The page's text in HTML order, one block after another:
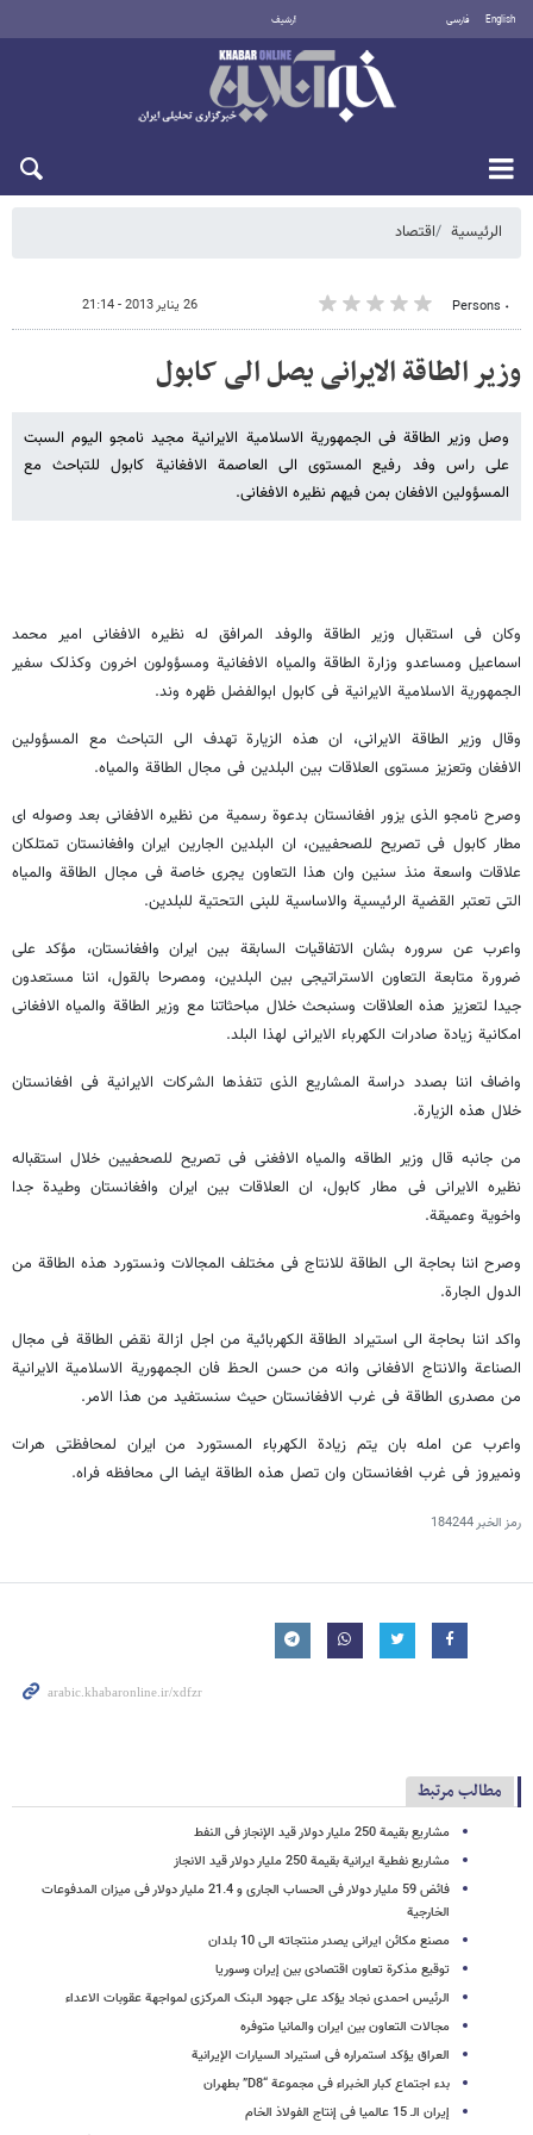
English فارسی أرشيف
الرئيسية اقتصاد
٠ Persons 26 يناير 2013 - 21:14
وزیر الطاقة الایرانی یصل الی کابول
وصل وزیر الطاقة فی الجمهوریة الاسلامیة الایرانیة مجید نامجو الیوم السبت
علی راس وفد رفیع المستوی الی العاصمة الافغانیة کابول للتباحث مع
المسؤولین الافغان بمن فیهم نظیره الافغانی.
وکان فی استقبال وزیر الطاقة والوفد المرافق له نظیره الافغانی امیر محمد
اسماعیل ومساعدو وزارة الطاقة والمیاه الافغانیة ومسؤولون اخرون وکذلک سفیر
الجمهوریة الاسلامیة الایرانیة فی کابول ابوالفضل ظهره وند.
وقال وزیر الطاقة الایرانی، ان هذه الزیارة تهدف الی التباحث مع المسؤولین
الافغان وتعزیز مستوی العلاقات بین البلدین فی مجال الطاقة والمیاه.
وصرح نامجو الذی یزور افغانستان بدعوة رسمیة من نظیره الافغانی بعد وصوله ای
مطار کابول فی تصریح للصحفیین، ان البلدین الجارین ایران وافغانستان تمتلکان
علاقات واسعة منذ سنین وان هذا التعاون یجری خاصة فی مجال الطاقة والمیاه
التی تعتبر القضیة الرئیسیة والاساسیة للبنی التحتیة للبلدین.
واعرب عن سروره بشان الاتفاقیات السابقة بین ایران وافغانستان، مؤکد علی
ضرورة متابعة التعاون الاستراتیجی بین البلدین، ومصرحا بالقول، اننا مستعدون
جیدا لتعزیز هذه العلاقات وسنبحث خلال مباحثاتنا مع وزیر الطاقة والمیاه الافغانی
امکانیة زیادة صادرات الکهرباء الایرانی لهذا البلد.
واضاف اننا بصدد دراسة المشاریع الذی تنفذها الشرکات الایرانیة فی افغانستان
خلال هذه الزیارة.
من جانبه قال وزیر الطاقه والمیاه الافغنی فی تصریح للصحفیین خلال استقباله
نظیره الایرانی فی مطار کابول، ان العلاقات بین ایران وافغانستان وطیدة جدا
واخویة وعمیقة.
وصرح اننا بحاجة الی الطاقة للانتاج فی مختلف المجالات ونستورد هذه الطاقة من
الدول الجارة.
واکد اننا بحاجة الی استیراد الطاقة الکهربائیة من اجل ازالة نقض الطاقة فی مجال
الصناعة والانتاج الافغانی وانه من حسن الحظ فان الجمهوریة الاسلامیة الایرانیة
من مصدری الطاقة فی غرب الافغانستان حیث سنستفید من هذا الامر.
واعرب عن امله بان یتم زیادة الکهرباء المستورد من ایران لمحافظتی هرات
ونمیروز فی غرب افغانستان وان تصل هذه الطاقة ایضا الی محافظه فراه.
رمز الخبر184244
مطالب مرتبط
مشاریع بقیمة 250 ملیار دولار قید الإنجاز فی النفط
مشاریع نفطیة ایرانیة بقیمة 250 ملیار دولار قید الانجاز
فائض 59 ملیار دولار فی الحساب الجاری و 21.4 ملیار دولار فی میزان المدفوعات
الخارجیة
مصنع مکائن ایرانی یصدر منتجاته الی 10 بلدان
توقیع مذکرة تعاون اقتصادی بین إیران وسوریا
الرئیس احمدی نجاد یؤکد علی جهود البنک المرکزی لمواجهة عقوبات الاعداء
مجالات التعاون بین ایران والمانیا متوفره
العراق یؤکد استمراره فی استیراد السیارات الإیرانیة
بدء اجتماع کبار الخبراء فی مجموعة “D8” بطهران
إیران الـ 15 عالمیا فی إنتاج الفولاذ الخام